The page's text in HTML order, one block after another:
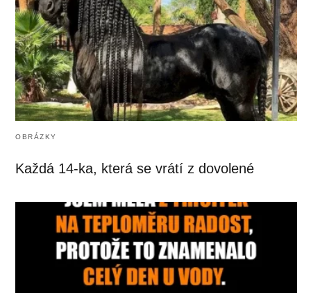
OBRÁZKY
Každá 14-ka, která se vrátí z dovolené